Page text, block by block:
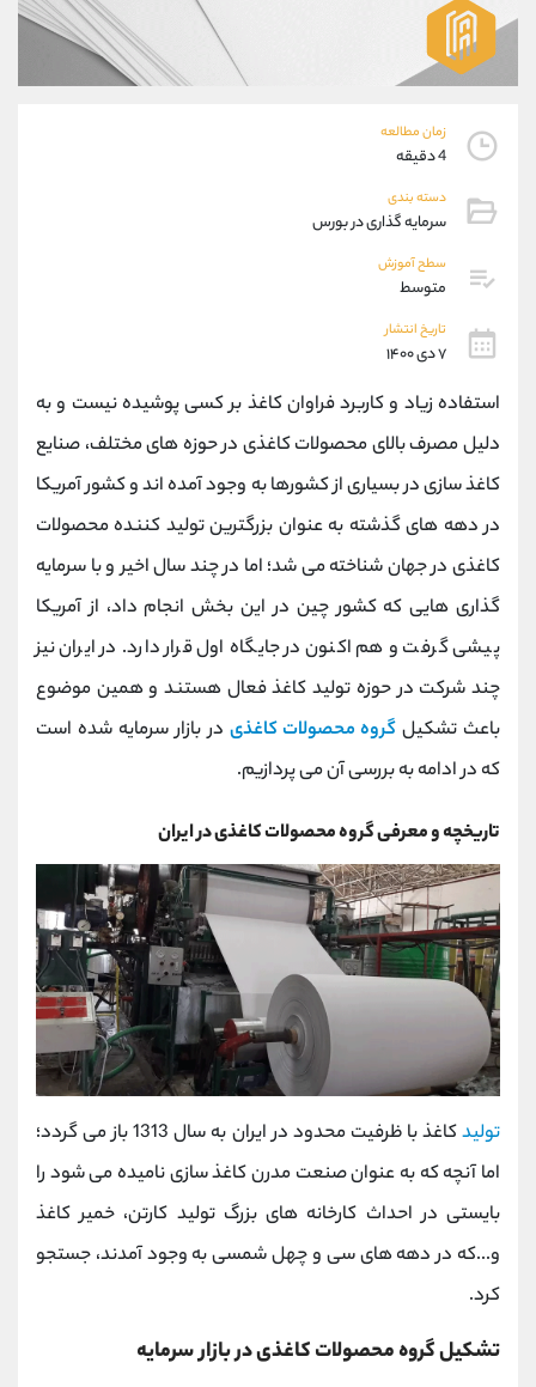
زمان مطالعه
4 دقیقه
دسته بندی
سرمایه گذاری در بورس
سطح آموزش
متوسط
تاریخ انتشار
۷ دی ۱۴۰۰
استفاده زیاد و کاربرد فراوان کاغذ بر کسی پوشیده نیست و به
دلیل مصرف بالای محصولات کاغذی در حوزه های مختلف، صنایع
کاغذ سازی در بسیاری از کشورها به وجود آمده اند و کشور آمریکا
در دهه های گذشته به عنوان بزرگترین تولید کننده محصولات
کاغذی در جهان شناخته می شد؛ اما در چند سال اخیر و با سرمایه
گذاری هایی که کشور چین در این بخش انجام داد، از آمریکا
پیشی گرفت و هم اکنون در جایگاه اول قرار دارد. در ایران نیز
چند شرکت در حوزه تولید کاغذ فعال هستند و همین موضوع
باعث تشکیل گروه محصولات کاغذی در بازار سرمایه شده است
که در ادامه به بررسی آن می پردازیم.
تاریخچه و معرفی گروه محصولات کاغذی در ایران
تولید
کاغذ با ظرفیت محدود در ایران به سال 1313 باز می گردد؛
اما آنچه که به عنوان صنعت مدرن کاغذ سازی نامیده می شود را
بایستی در احداث کارخانه های بزرگ تولید کارتن، خمیر کاغذ
و...که در دهه های سی و چهل شمسی به وجود آمدند، جستجو
کرد.
تشکیل گروه محصولات کاغذی در بازار سرمایه
09304891085
واتساپ شروع گفتگو
تلگرام @Armteam_admin_103
پشتیبان فروش
موبایل
واتساپ
داخلی
اطلاعات تماس (دفتر فروش)
تلفن 021-22021030
بدون پیش شماره 90001030
اینستاگرام @alireza.mehrabii
@alirezamehrabi_com